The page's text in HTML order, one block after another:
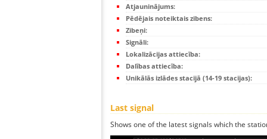
Atjauninājums:
Pēdējais noteiktais zibens:
Zibeņi:
Signāli:
Lokalizācijas attiecība:
Dalības attiecība:
Unikālās izlādes stacijā (14-19 stacijas):
Last signal
Shows one of the latest signals which the